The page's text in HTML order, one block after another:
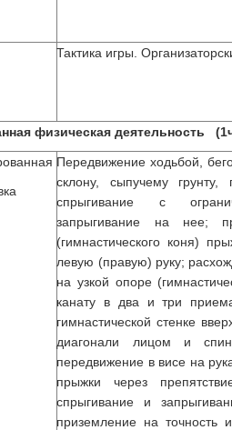
Тактика игры.
физическая деятельность
Передвижение ходьбой,
склону, сыпучему грунту,
спрыгивание с
запрыгивание на нее;
(гимнастического коня)
левую (правую) руку;
на узкой опоре
канату в два и три
гимнастической стенке
диагонали лицом и
передвижение в висе на
прыжки через
спрыгивание и
приземление на точность